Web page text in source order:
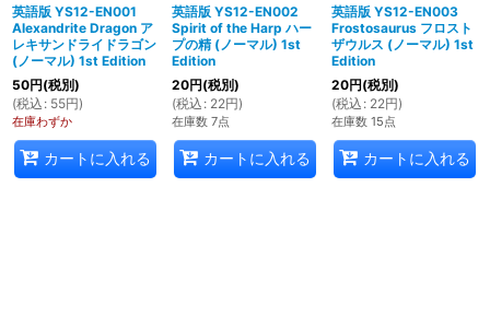
英語版 YS12-EN001
Alexandrite Dragon ア
レキサンドライドラゴン
(ノーマル) 1st Edition
50円(税別)
(税込 : 55円)
在庫わずか
カートに入れる
英語版 YS12-EN002
Spirit of the Harp ハー
プの精 (ノーマル) 1st
Edition
20円(税別)
(税込 : 22円)
在庫数 7点
カートに入れる
英語版 YS12-EN003
Frostosaurus フロスト
ザウルス (ノーマル) 1st
Edition
20円(税別)
(税込 : 22円)
在庫数 15点
カートに入れる